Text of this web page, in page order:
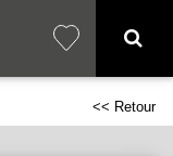
<< Retour